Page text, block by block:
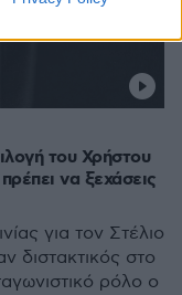
του Χρήστου
να ξεχάσεις
για τον Στέλιο
διστακτικός στο
ρόλο ο